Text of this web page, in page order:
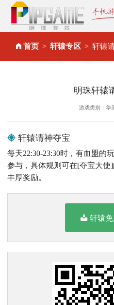
首页 轩辕专区 轩辕
明珠轩辕
游戏类别：华
轩辕请神夺宝
每天22:30-23:30时，有血盟的
参与，具体规则可在[夺宝大
丰厚奖励。
轩辕